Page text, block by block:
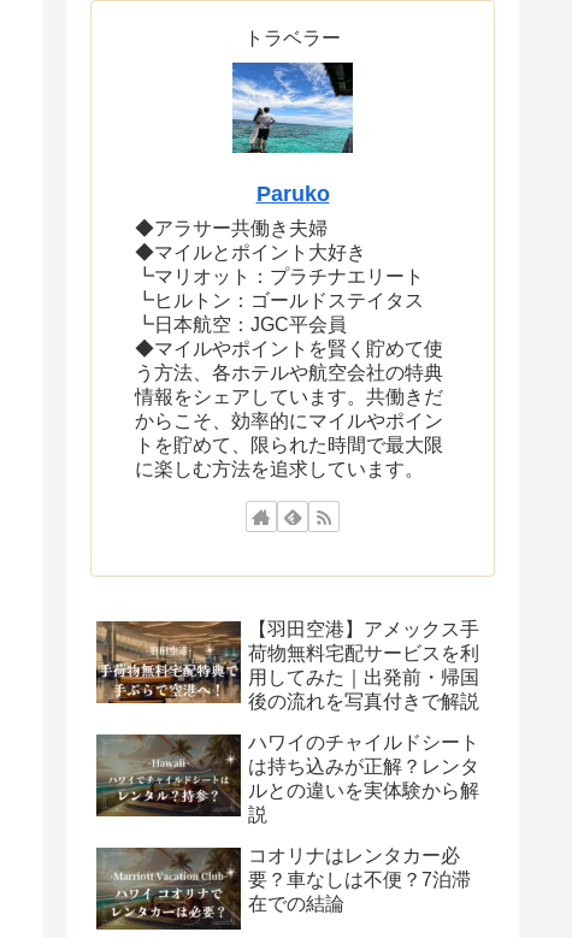
トラベラー
Paruko
◆アラサー共働き夫婦
◆マイルとポイント大好き
┗マリオット：プラチナエリート
┗ヒルトン：ゴールドステイタス
┗日本航空：JGC平会員
◆マイルやポイントを賢く貯めて使
う方法、各ホテルや航空会社の特典
情報をシェアしています。共働きだ
からこそ、効率的にマイルやポイン
トを貯めて、限られた時間で最大限
に楽しむ方法を追求しています。
【羽田空港】アメックス手
荷物無料宅配サービスを利
用してみた｜出発前・帰国
後の流れを写真付きで解説
ハワイのチャイルドシート
は持ち込みが正解？レンタ
ルとの違いを実体験から解
説
コオリナはレンタカー必
要？車なしは不便？7泊滞
在での結論